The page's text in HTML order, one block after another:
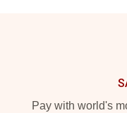
Pay with world's